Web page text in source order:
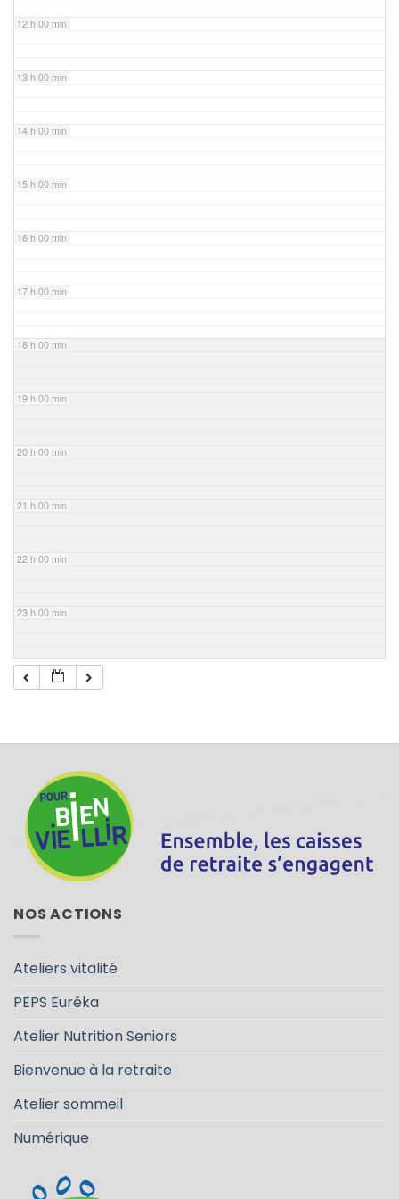
12 h 00 min
13 h 00 min
14 h 00 min
15 h 00 min
16 h 00 min
17 h 00 min
18 h 00 min
19 h 00 min
20 h 00 min
21 h 00 min
22 h 00 min
23 h 00 min
NOS ACTIONS
Ateliers vitalité
PEPS Eurêka
Atelier Nutrition Seniors
Bienvenue à la retraite
Atelier sommeil
Numérique